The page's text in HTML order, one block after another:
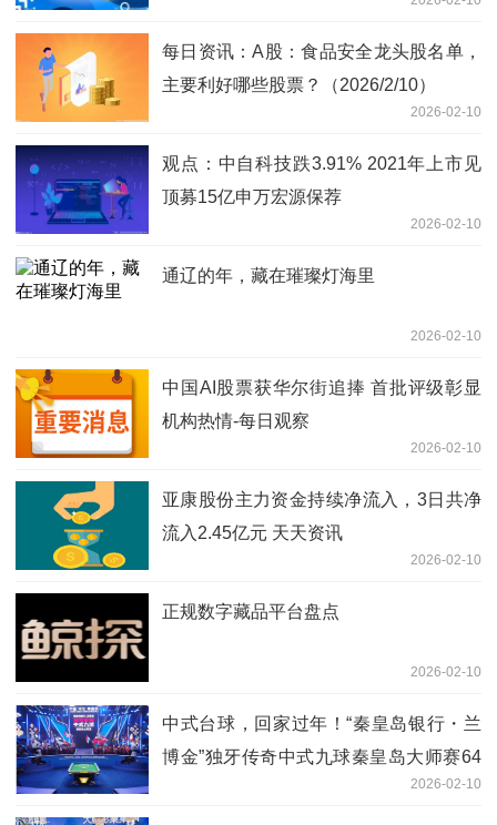
每日资讯：A股：食品安全龙头股名单，
主要利好哪些股票？（2026/2/10）
2026-02-10
观点：中自科技跌3.91% 2021年上市见
顶募15亿申万宏源保荐
2026-02-10
通辽的年，藏在璀璨灯海里
2026-02-10
中国AI股票获华尔街追捧 首批评级彰显
机构热情-每日观察
2026-02-10
亚康股份主力资金持续净流入，3日共净
流入2.45亿元 天天资讯
2026-02-10
正规数字藏品平台盘点
2026-02-10
中式台球，回家过年！“秦皇岛银行・兰
博金”独牙传奇中式九球秦皇岛大师赛64
2026-02-10